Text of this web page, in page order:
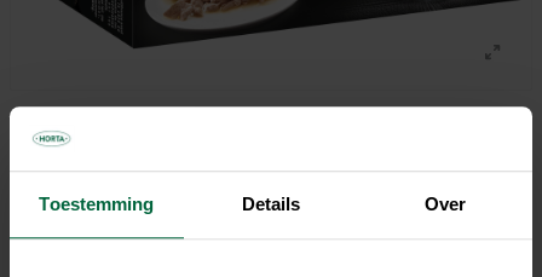
Toestemming Details Over
10,65 €
Tous les magasins n'ont pas la même gamme